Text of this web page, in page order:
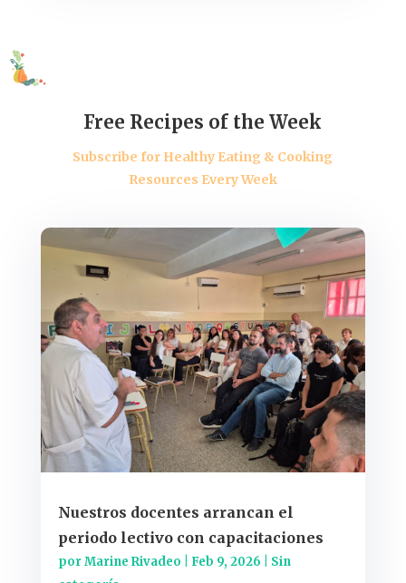
Free Recipes of the Week
Subscribe for Healthy Eating & Cooking
Resources Every Week
Nuestros docentes arrancan el
periodo lectivo con capacitaciones
por Marine Rivadeo Feb 9, 2026
Sin